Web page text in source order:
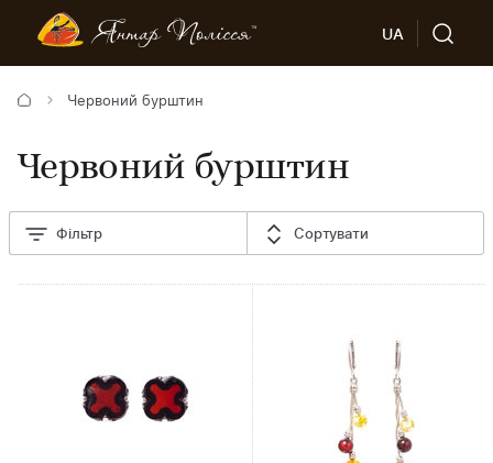
UA
Червоний бурштин
Червоний бурштин
Фільтр Сортувати